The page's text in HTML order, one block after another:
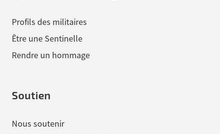
Profils des militaires
Être une Sentinelle
Rendre un hommage
Soutien
Nous soutenir